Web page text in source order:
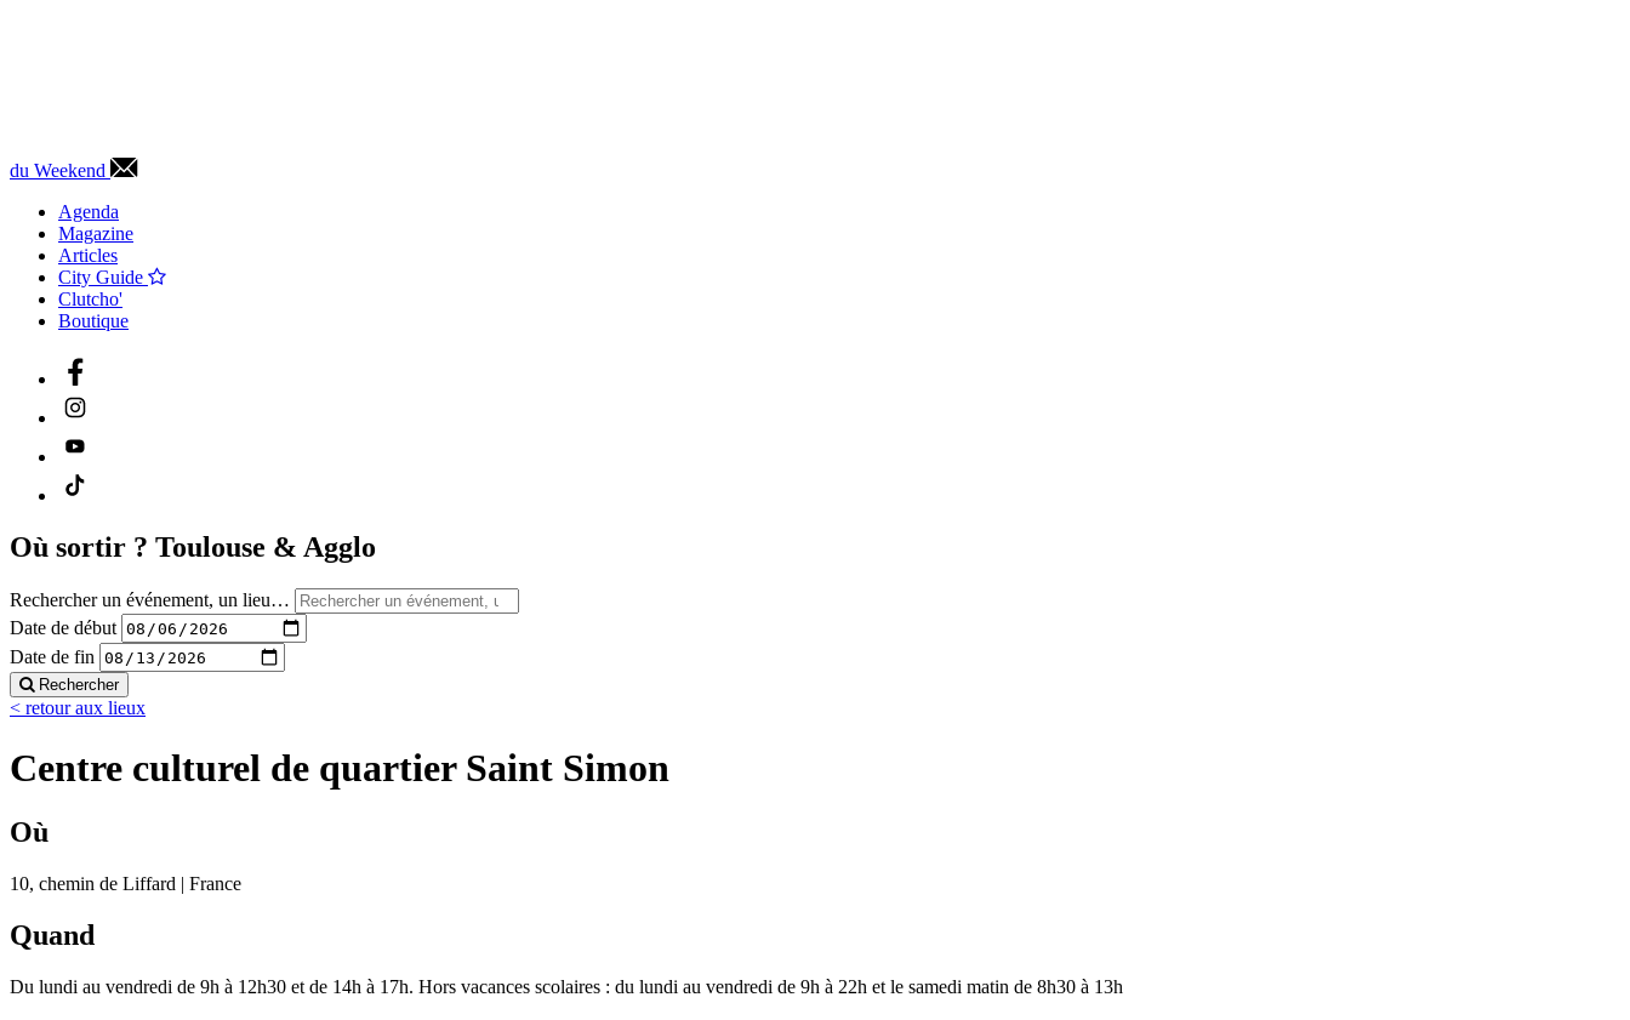
du Weekend
Agenda
Magazine
Articles
City Guide
Clutcho'
Boutique
Où sortir ? Toulouse & Agglo
Rechercher un événement, un lieu…
Date de début
Date de fin
Rechercher
< retour aux lieux
Centre culturel de quartier Saint Simon
Où
10, chemin de Liffard | France
Quand
Du lundi au vendredi de 9h à 12h30 et de 14h à 17h. Hors vacances scolaires : du lundi au vendredi de 9h à 22h et le samedi matin de 8h30 à 13h